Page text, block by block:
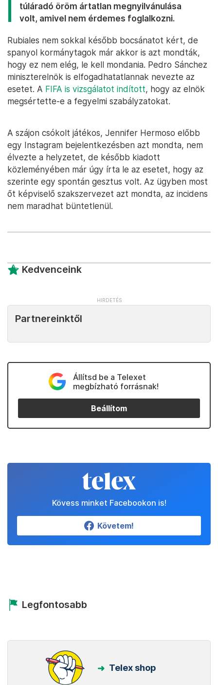
túláradó öröm ártatlan megnyilvánulása
volt, amivel nem érdemes foglalkozni.
Rubiales nem sokkal később bocsánatot kért, de
spanyol kormánytagok már akkor is azt mondták,
hogy ez nem elég, le kell mondania. Pedro Sánchez
miniszterelnök is elfogadhatatlannak nevezte az
esetet. A FIFA is vizsgálatot indított, hogy az elnök
megsértette-e a fegyelmi szabályzatokat.
A szájon csókolt játékos, Jennifer Hermoso előbb
egy Instagram bejelentkezésben azt mondta, nem
élvezte a helyzetet, de később kiadott
közleményében már úgy írta le az esetet, hogy az
szerinte egy spontán gesztus volt. Az ügyben most
őt képviselő szakszervezet azt mondta, az incidens
nem maradhat büntetlenül.
Kedvenceink
Partnereinktől
Állítsd be a Telexet
megbízható forrásnak!
Beállítom
Kövess minket Facebookon is!
Követem!
Legfontosabb
Telex shop